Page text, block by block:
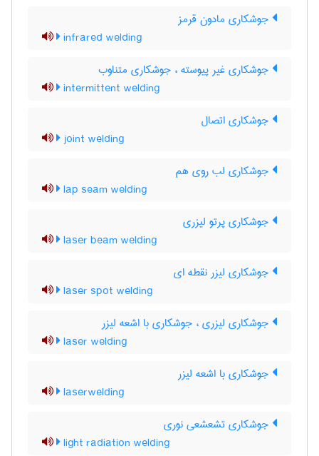
جوشکاری مادون قرمز
infrared welding
جوشکاری غیر پیوسته ، جوشکاری متناوب
intermittent welding
جوشکاری اتصال
joint welding
جوشکاری لب روی هم
lap seam welding
جوشکاری پرتو لیزری
laser beam welding
جوشکاری لیزر نقطه ای
laser spot welding
جوشکاری لیزری ، جوشکاری با اشعه لیزر
laser welding
جوشکاری با اشعه لیزر
laserwelding
جوشکاری تشعشعی نوری
light radiation welding